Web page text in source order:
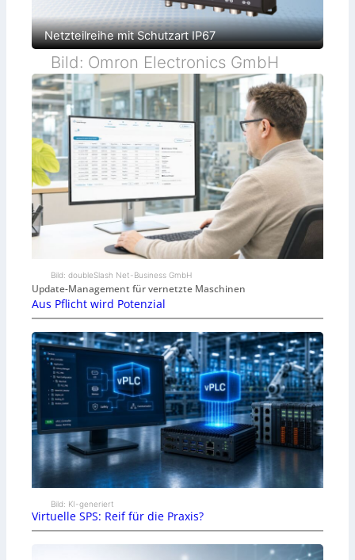
Netzteilreihe mit Schutzart IP67
Bild: Omron Electronics GmbH
Bild: doubleSlash Net-Business GmbH
Update-Management für vernetzte Maschinen
Aus Pflicht wird Potenzial
Bild: KI-generiert
Virtuelle SPS: Reif für die Praxis?